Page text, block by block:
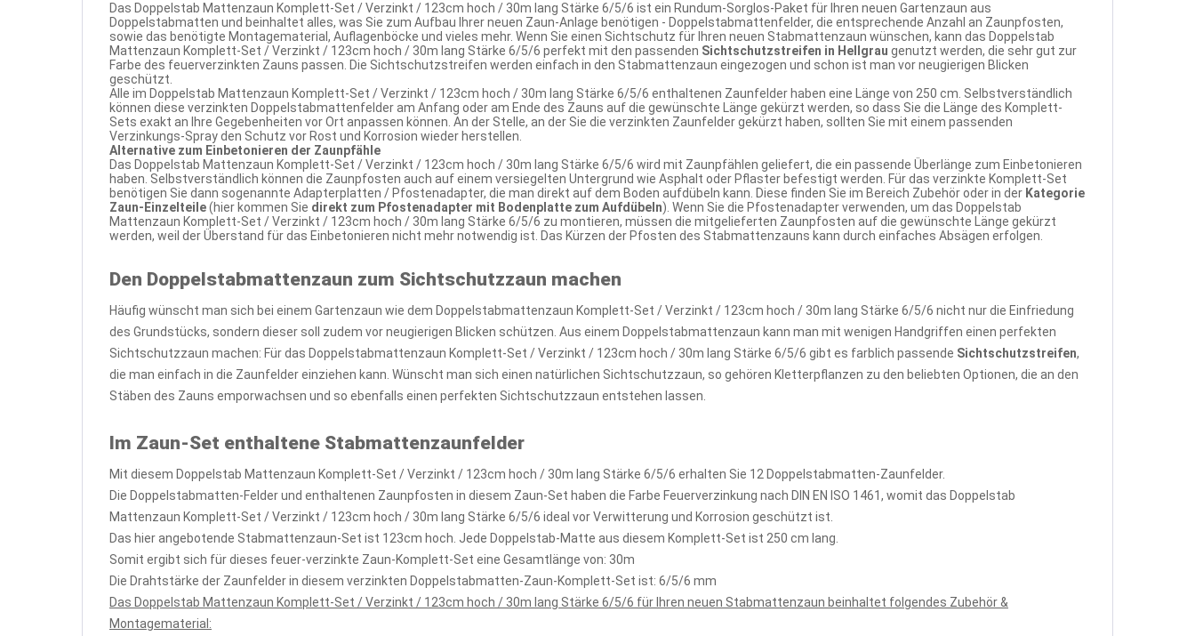
Das Doppelstab Mattenzaun Komplett-Set / Verzinkt / 123cm hoch / 30m lang Stärke 6/5/6 ist ein Rundum-Sorglos-Paket für Ihren neuen Gartenzaun aus
Doppelstabmatten und beinhaltet alles, was Sie zum Aufbau Ihrer neuen Zaun-Anlage benötigen - Doppelstabmattenfelder, die entsprechende Anzahl an Zaunpfosten,
sowie das benötigte Montagematerial, Auflagenböcke und vieles mehr. Wenn Sie einen Sichtschutz für Ihren neuen Stabmattenzaun wünschen, kann das Doppelstab
Mattenzaun Komplett-Set / Verzinkt / 123cm hoch / 30m lang Stärke 6/5/6 perfekt mit den passenden Sichtschutzstreifen in Hellgrau genutzt werden, die sehr gut zur
Farbe des feuerverzinkten Zauns passen. Die Sichtschutzstreifen werden einfach in den Stabmattenzaun eingezogen und schon ist man vor neugierigen Blicken
geschützt.
Alle im Doppelstab Mattenzaun Komplett-Set / Verzinkt / 123cm hoch / 30m lang Stärke 6/5/6 enthaltenen Zaunfelder haben eine Länge von 250 cm. Selbstverständlich
können diese verzinkten Doppelstabmattenfelder am Anfang oder am Ende des Zauns auf die gewünschte Länge gekürzt werden, so dass Sie die Länge des Komplett-
Sets exakt an Ihre Gegebenheiten vor Ort anpassen können. An der Stelle, an der Sie die verzinkten Zaunfelder gekürzt haben, sollten Sie mit einem passenden
Verzinkungs-Spray den Schutz vor Rost und Korrosion wieder herstellen.
Alternative zum Einbetonieren der Zaunpfähle
Das Doppelstab Mattenzaun Komplett-Set / Verzinkt / 123cm hoch / 30m lang Stärke 6/5/6 wird mit Zaunpfählen geliefert, die ein passende Überlänge zum Einbetonieren
haben. Selbstverständlich können die Zaunpfosten auch auf einem versiegelten Untergrund wie Asphalt oder Pflaster befestigt werden. Für das verzinkte Komplett-Set
benötigen Sie dann sogenannte Adapterplatten / Pfostenadapter, die man direkt auf dem Boden aufdübeln kann. Diese finden Sie im Bereich Zubehör oder in der Kategorie
Zaun-Einzelteile(hier kommen Sie direkt zum Pfostenadapter mit Bodenplatte zum Aufdübeln). Wenn Sie die Pfostenadapter verwenden, um das Doppelstab
Mattenzaun Komplett-Set / Verzinkt / 123cm hoch / 30m lang Stärke 6/5/6 zu montieren, müssen die mitgelieferten Zaunpfosten auf die gewünschte Länge gekürzt
werden, weil der Überstand für das Einbetonieren nicht mehr notwendig ist. Das Kürzen der Pfosten des Stabmattenzauns kann durch einfaches Absägen erfolgen.
Den Doppelstabmattenzaun zum Sichtschutzzaun machen
Häufig wünscht man sich bei einem Gartenzaun wie dem Doppelstabmattenzaun Komplett-Set / Verzinkt / 123cm hoch / 30m lang Stärke 6/5/6 nicht nur die Einfriedung
des Grundstücks, sondern dieser soll zudem vor neugierigen Blicken schützen. Aus einem Doppelstabmattenzaun kann man mit wenigen Handgriffen einen perfekten
Sichtschutzzaun machen: Für das Doppelstabmattenzaun Komplett-Set / Verzinkt / 123cm hoch / 30m lang Stärke 6/5/6 gibt es farblich passende Sichtschutzstreifen,
die man einfach in die Zaunfelder einziehen kann. Wünscht man sich einen natürlichen Sichtschutzzaun, so gehören Kletterpflanzen zu den beliebten Optionen, die an den
Stäben des Zauns emporwachsen und so ebenfalls einen perfekten Sichtschutzzaun entstehen lassen.
Im Zaun-Set enthaltene Stabmattenzaunfelder
Mit diesem Doppelstab Mattenzaun Komplett-Set / Verzinkt / 123cm hoch / 30m lang Stärke 6/5/6 erhalten Sie 12 Doppelstabmatten-Zaunfelder.
Die Doppelstabmatten-Felder und enthaltenen Zaunpfosten in diesem Zaun-Set haben die Farbe Feuerverzinkung nach DIN EN ISO 1461, womit das Doppelstab
Mattenzaun Komplett-Set / Verzinkt / 123cm hoch / 30m lang Stärke 6/5/6 ideal vor Verwitterung und Korrosion geschützt ist.
Das hier angebotende Stabmattenzaun-Set ist 123cm hoch. Jede Doppelstab-Matte aus diesem Komplett-Set ist 250 cm lang.
Somit ergibt sich für dieses feuer-verzinkte Zaun-Komplett-Set eine Gesamtlänge von: 30m
Die Drahtstärke der Zaunfelder in diesem verzinkten Doppelstabmatten-Zaun-Komplett-Set ist: 6/5/6 mm
Das Doppelstab Mattenzaun Komplett-Set / Verzinkt / 123cm hoch / 30m lang Stärke 6/5/6 für Ihren neuen Stabmattenzaun beinhaltet folgendes Zubehör &
Montagematerial: